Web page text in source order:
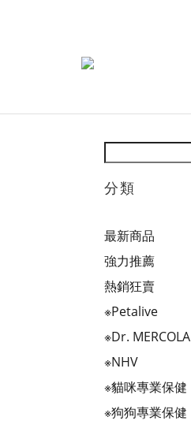
分類
最新商品
強力推薦
熱銷狂賣
※Petalive
※Dr. MERCOLA
※NHV
※貓咪專業保健
※狗狗專業保健